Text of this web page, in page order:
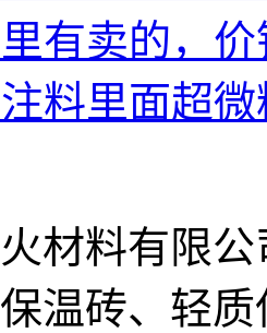
有卖的，价
料里面超
材料有限
温砖、轻